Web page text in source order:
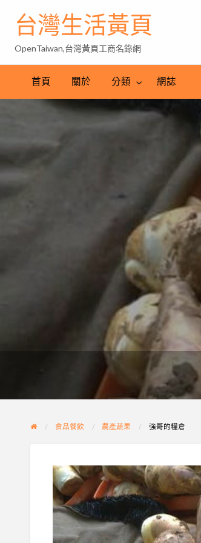
台灣生活黃頁
OpenTaiwan,台灣黃頁工商名錄網
首頁 關於 分類 網誌
食品餐飲 農產蔬果 強哥的糧倉